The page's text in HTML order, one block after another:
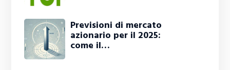
Previsioni di mercato
azionario per il 2025:
come il…